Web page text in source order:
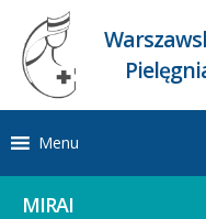
Menu
MIRAI